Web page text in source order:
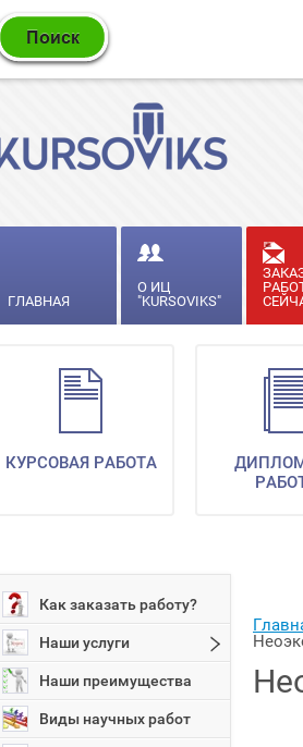
ГЛАВНАЯ
О ИЦ
"KURSOVIKS"
КУРСОВАЯ РАБОТА
Как заказать работу?
Наши услуги
Наши преимущества
Виды научных работ